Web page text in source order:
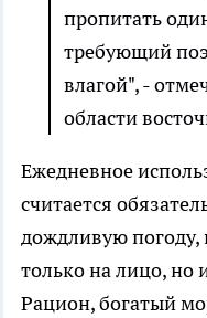
пропитать
требующий
влагой", -
области
Ежедневное
считается
дождливую погоду,
только на лицо, но
Рацион, богатый